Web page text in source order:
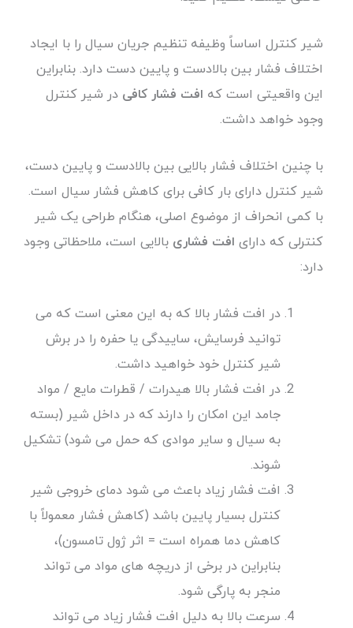
شیر کنترل اساساً وظیفه تنظیم جریان سیال را با ایجاد
اختلاف فشار بین بالادست و پایین دست دارد. بنابراین
این واقعیتی است که افت فشار کافی در شیر کنترل
وجود خواهد داشت.
با چنین اختلاف فشار بالایی بین بالادست و پایین دست،
شیر کنترل دارای بار کافی برای کاهش فشار سیال است.
با کمی انحراف از موضوع اصلی، هنگام طراحی یک شیر
کنترلی که دارای افت فشاری بالایی است، ملاحظاتی وجود
دارد:
در افت فشار بالا که به این معنی است که می
توانید فرسایش، ساییدگی یا حفره را در برش
شیر کنترل خود خواهید داشت.
در افت فشار بالا هیدرات / قطرات مایع / مواد
جامد این امکان را دارند که در داخل شیر (بسته
به سیال و سایر موادی که حمل می شود) تشکیل
شوند.
افت فشار زیاد باعث می شود دمای خروجی شیر
کنترل بسیار پایین باشد (کاهش فشار معمولاً با
کاهش دما همراه است = اثر ژول تامسون)،
بنابراین در برخی از دریچه های مواد می تواند
منجر به پارگی شود.
سرعت بالا به دلیل افت فشار زیاد می تواند